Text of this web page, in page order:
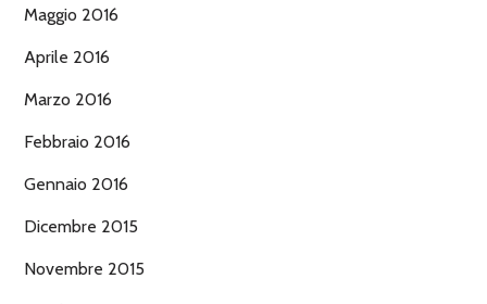
Maggio 2016
Aprile 2016
Marzo 2016
Febbraio 2016
Gennaio 2016
Dicembre 2015
Novembre 2015